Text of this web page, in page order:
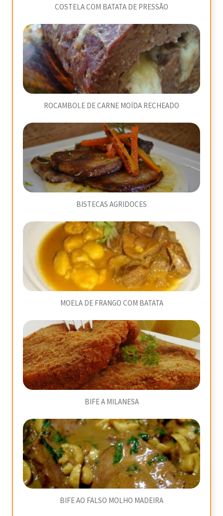
COSTELA COM BATATA DE PRESSÃO
ROCAMBOLE DE CARNE MOÍDA RECHEADO
BISTECAS AGRIDOCES
MOELA DE FRANGO COM BATATA
BIFE A MILANESA
BIFE AO FALSO MOLHO MADEIRA